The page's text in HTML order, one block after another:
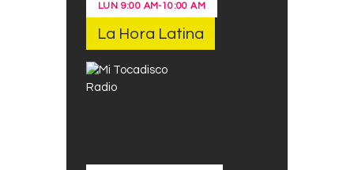
LUN 9:00 AM-10:00 AM
La Hora Latina